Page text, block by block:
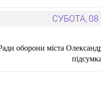
СУБОТА,
оборони міста